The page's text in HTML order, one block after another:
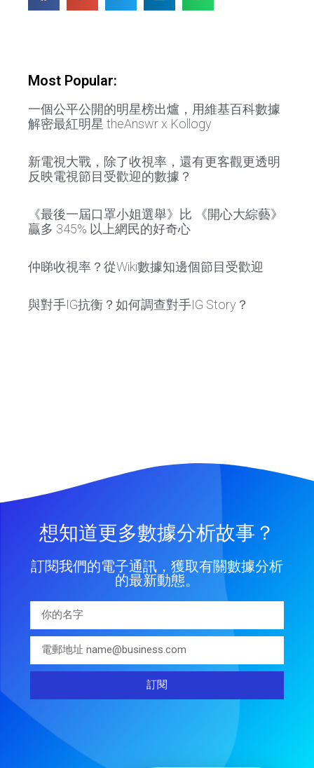
Most Popular:
一個公平公開的明星榜出爐，用維基百科數據
解密最紅明星 theAnswr x Kollogy
新電視大戰，除了收視率，還有更客觀更透明
反映電視節目受歡迎的數據？
《最後一屆口罩小姐選舉》比 《開心大綜藝》
贏多 345% 以上網民的好奇心
仲睇收視率？從Wiki數據知邊個節目受歡迎
與對手IG抗衡？如何調查對手IG Story？
想知道更多數據分析故事？
訂閱我們的電子通訊，獲取有關數據分析
的最新動態。
訂閱